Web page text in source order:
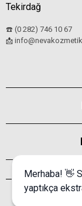
Tekirdağ
☎️ (0 282) 746 10 67
📩
Merhaba! 👋
yaptıkça